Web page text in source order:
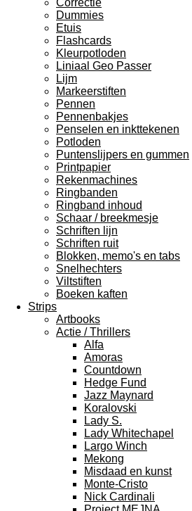
Correctie
Dummies
Etuis
Flashcards
Kleurpotloden
Liniaal Geo Passer
Lijm
Markeerstiften
Pennen
Pennenbakjes
Penselen en inkttekenen
Potloden
Puntenslijpers en gummen
Printpapier
Rekenmachines
Ringbanden
Ringband inhoud
Schaar / breekmesje
Schriften lijn
Schriften ruit
Blokken, memo's en tabs
Snelhechters
Viltstiften
Boeken kaften
Strips
Artbooks
Actie / Thrillers
Alfa
Amoras
Countdown
Hedge Fund
Jazz Maynard
Koralovski
Lady S.
Lady Whitechapel
Largo Winch
Mekong
Misdaad en kunst
Monte-Cristo
Nick Cardinali